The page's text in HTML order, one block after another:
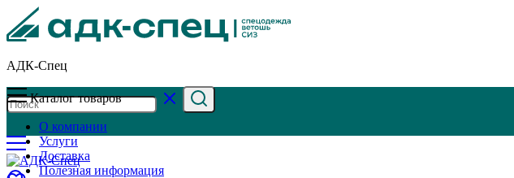
АДК-Спец
Каталог товаров
О компании
Услуги
Доставка
Полезная информация